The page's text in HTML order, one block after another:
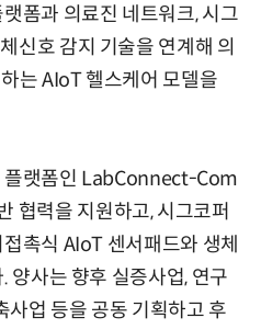
폼과 의료진 네트워크, 시그
신호 감지 기술을 연계해 의
는 AIoT 헬스케어 모델을
플랫폼인 LabConnect-Com
력을 지원하고, 시그코퍼
촉식 AIoT 센서패드와 생체
양사는 향후 실증사업, 연구
사업 등을 공동 기획하고 후